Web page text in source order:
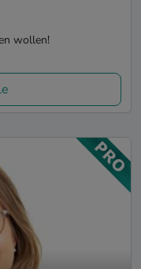
wollen!